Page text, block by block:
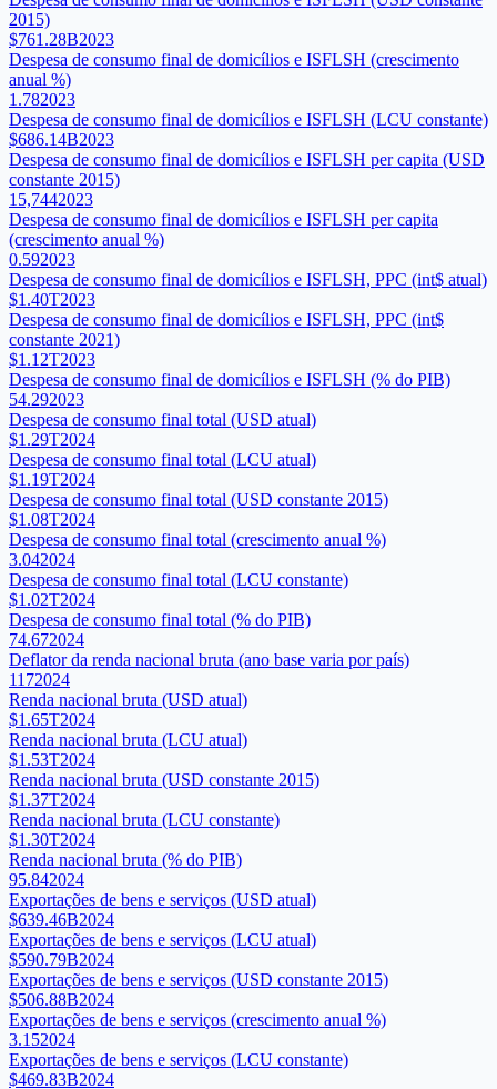
2015)
$761.28B2023
Despesa de consumo final de domicílios e ISFLSH (crescimento
anual %)
1.782023
Despesa de consumo final de domicílios e ISFLSH (LCU constante)
$686.14B2023
Despesa de consumo final de domicílios e ISFLSH per capita (USD
constante 2015)
15,7442023
Despesa de consumo final de domicílios e ISFLSH per capita
(crescimento anual %)
0.592023
Despesa de consumo final de domicílios e ISFLSH, PPC (int$ atual)
$1.40T2023
Despesa de consumo final de domicílios e ISFLSH, PPC (int$
constante 2021)
$1.12T2023
Despesa de consumo final de domicílios e ISFLSH (% do PIB)
54.292023
Despesa de consumo final total (USD atual)
$1.29T2024
Despesa de consumo final total (LCU atual)
$1.19T2024
Despesa de consumo final total (USD constante 2015)
$1.08T2024
Despesa de consumo final total (crescimento anual %)
3.042024
Despesa de consumo final total (LCU constante)
$1.02T2024
Despesa de consumo final total (% do PIB)
74.672024
Deflator da renda nacional bruta (ano base varia por país)
1172024
Renda nacional bruta (USD atual)
$1.65T2024
Renda nacional bruta (LCU atual)
$1.53T2024
Renda nacional bruta (USD constante 2015)
$1.37T2024
Renda nacional bruta (LCU constante)
$1.30T2024
Renda nacional bruta (% do PIB)
95.842024
Exportações de bens e serviços (USD atual)
$639.46B2024
Exportações de bens e serviços (LCU atual)
$590.79B2024
Exportações de bens e serviços (USD constante 2015)
$506.88B2024
Exportações de bens e serviços (crescimento anual %)
3.152024
Exportações de bens e serviços (LCU constante)
$469.83B2024